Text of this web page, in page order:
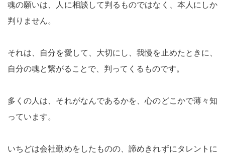
魂の願いは、人に相談して判るものではなく、本人にしか
判りません。
それは、自分を愛して、大切にし、我慢を止めたときに、
自分の魂と繋がることで、判ってくるものです。
多くの人は、それがなんであるかを、心のどこかで薄々知
っています。
いちどは会社勤めをしたものの、諦めきれずにタレントに